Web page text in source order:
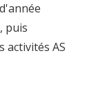
puis
activités AS